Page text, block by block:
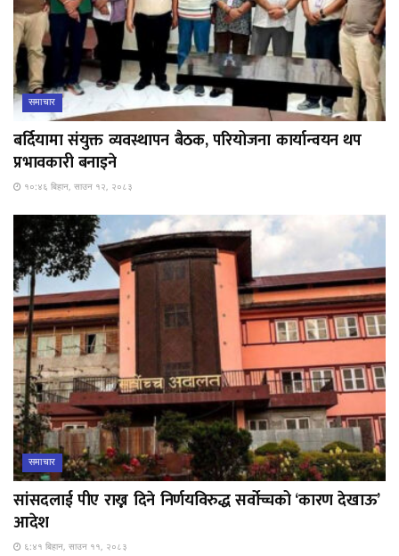
समाचार
बर्दियामा संयुक्त व्यवस्थापन बैठक, परियोजना कार्यान्वयन थप
प्रभावकारी बनाइने
१०:४६ बिहान, साउन १२, २०८३
समाचार
सांसदलाई पीए राख्न दिने निर्णयविरुद्ध सर्वोच्चको ‘कारण देखाऊ’
आदेश
६:४१ बिहान, साउन ११, २०८३